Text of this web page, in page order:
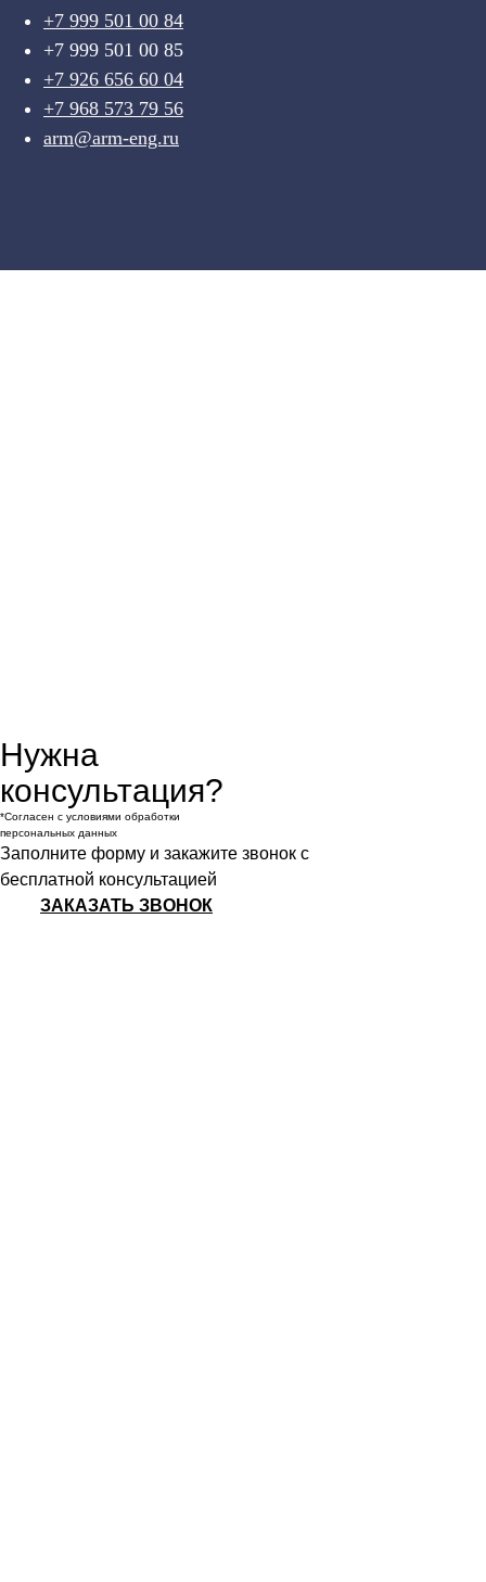
Нужна
консультация?
*Согласен с условиями обработки
персональных данных
Заполните форму и закажите звонок с
бесплатной консультацией
ЗАКАЗАТЬ ЗВОНОК
+7 999 501 00 84
+7 999 501 00 85
+7 926 656 60 04
+7 968 573 79 56
arm@arm-eng.ru